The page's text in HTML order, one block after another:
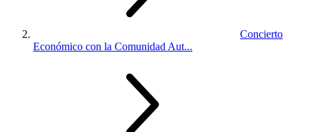
Concierto
Económico con la Comunidad Aut...